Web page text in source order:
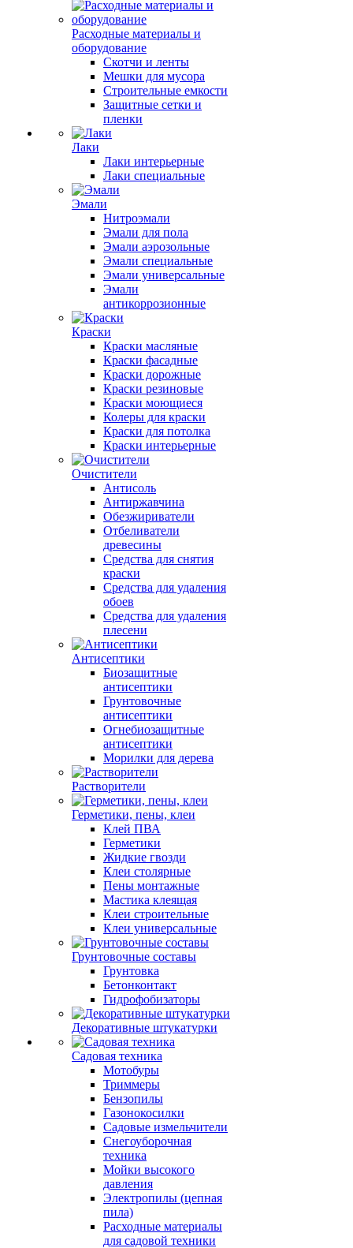
Расходные материалы и
оборудование
Скотчи и ленты
Мешки для мусора
Строительные емкости
Защитные сетки и
пленки
Лаки
Лаки интерьерные
Лаки специальные
Эмали
Нитроэмали
Эмали для пола
Эмали аэрозольные
Эмали специальные
Эмали универсальные
Эмали
антикоррозионные
Краски
Краски масляные
Краски фасадные
Краски дорожные
Краски резиновые
Краски моющиеся
Колеры для краски
Краски для потолка
Краски интерьерные
Очистители
Антисоль
Антиржавчина
Обезжириватели
Отбеливатели
древесины
Средства для снятия
краски
Средства для удаления
обоев
Средства для удаления
плесени
Антисептики
Биозащитные
антисептики
Грунтовочные
антисептики
Огнебиозащитные
антисептики
Морилки для дерева
Растворители
Герметики, пены, клеи
Клей ПВА
Герметики
Жидкие гвозди
Клеи столярные
Пены монтажные
Мастика клеящая
Клеи строительные
Клеи универсальные
Грунтовочные составы
Грунтовка
Бетонконтакт
Гидрофобизаторы
Декоративные штукатурки
Садовая техника
Мотобуры
Триммеры
Бензопилы
Газонокосилки
Садовые измельчители
Снегоуборочная
техника
Мойки высокого
давления
Электропилы (цепная
пила)
Расходные материалы
для садовой техники